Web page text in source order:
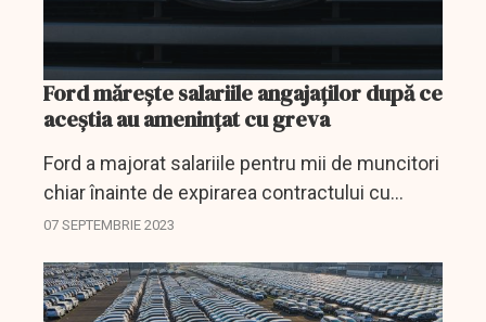
Ford mărește salariile angajaților după ce
aceștia au amenințat cu greva
Ford a majorat salariile pentru mii de muncitori
chiar înainte de expirarea contractului cu
sindicatul și în contextul în care muncitorii au
07 SEPTEMBRIE 2023